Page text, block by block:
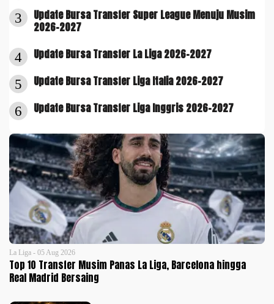
3
Update Bursa Transfer Super League Menuju Musim
2026-2027
4 Update Bursa Transfer La Liga 2026-2027
5 Update Bursa Transfer Liga Italia 2026-2027
6 Update Bursa Transfer Liga Inggris 2026-2027
La Liga - 05 Aug 2026
Top 10 Transfer Musim Panas La Liga, Barcelona hingga
Real Madrid Bersaing